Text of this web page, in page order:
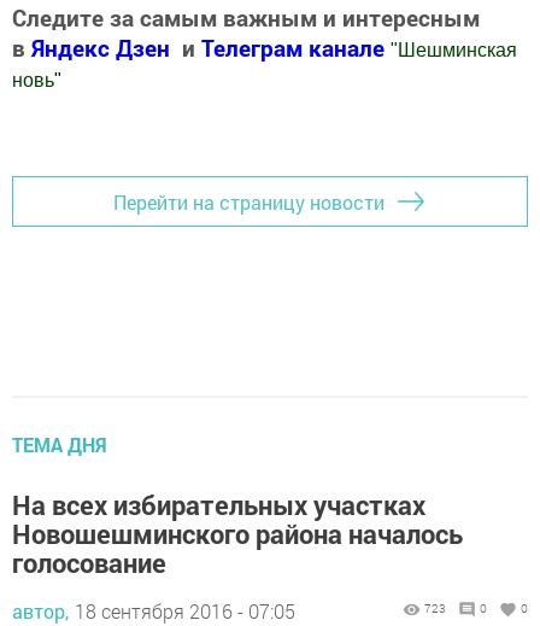
Следите за самым важным и интересным
в Яндекс Дзен и Телеграм канале " Шешминская
новь"
Перейти на страницу новости
ТЕМА ДНЯ
На всех избирательных участках
Новошешминского района началось
голосование
автор, 18 сентября 2016 - 07:05 723 0 0